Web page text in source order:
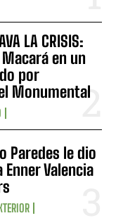
LA CRISIS:
en un
por
Monumental
Paredes le dio
Valencia